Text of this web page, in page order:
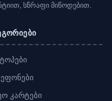
სწრაფი მიწოდებით.
კარტები